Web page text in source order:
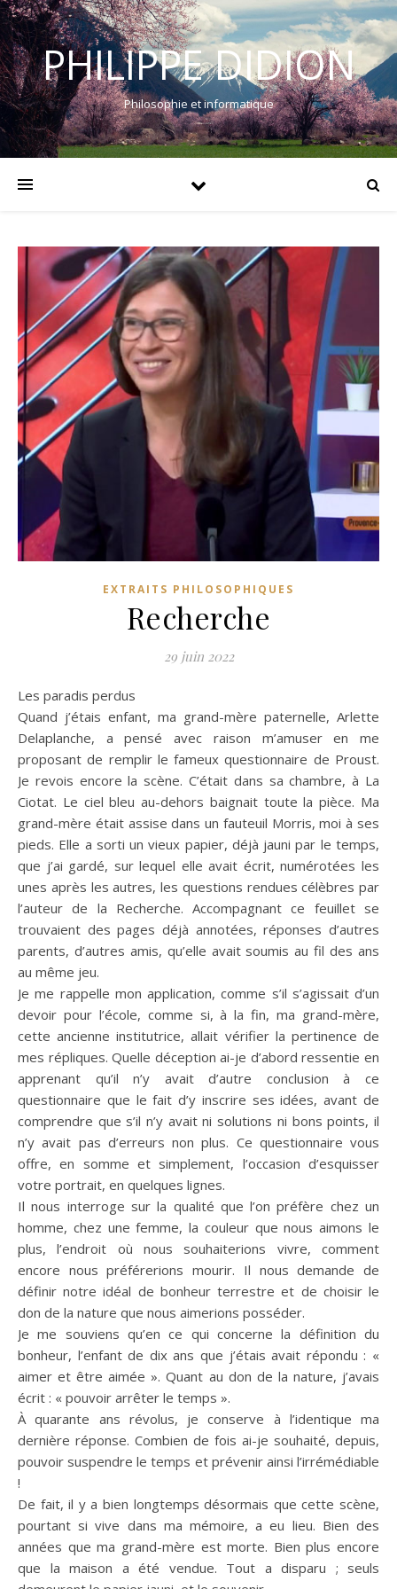
PHILIPPE DIDION
Philosophie et informatique
EXTRAITS PHILOSOPHIQUES
Recherche
29 juin 2022
Les paradis perdus
Quand j’étais enfant, ma grand-mère paternelle, Arlette
Delaplanche, a pensé avec raison m’amuser en me
proposant de remplir le fameux questionnaire de Proust.
Je revois encore la scène. C’était dans sa chambre, à La
Ciotat. Le ciel bleu au-dehors baignait toute la pièce. Ma
grand-mère était assise dans un fauteuil Morris, moi à ses
pieds. Elle a sorti un vieux papier, déjà jauni par le temps,
que j’ai gardé, sur lequel elle avait écrit, numérotées les
unes après les autres, les questions rendues célèbres par
l’auteur de la Recherche. Accompagnant ce feuillet se
trouvaient des pages déjà annotées, réponses d’autres
parents, d’autres amis, qu’elle avait soumis au fil des ans
au même jeu.
Je me rappelle mon application, comme s’il s’agissait d’un
devoir pour l’école, comme si, à la fin, ma grand-mère,
cette ancienne institutrice, allait vérifier la pertinence de
mes répliques. Quelle déception ai-je d’abord ressentie en
apprenant qu’il n’y avait d’autre conclusion à ce
questionnaire que le fait d’y inscrire ses idées, avant de
comprendre que s’il n’y avait ni solutions ni bons points, il
n’y avait pas d’erreurs non plus. Ce questionnaire vous
offre, en somme et simplement, l’occasion d’esquisser
votre portrait, en quelques lignes.
Il nous interroge sur la qualité que l’on préfère chez un
homme, chez une femme, la couleur que nous aimons le
plus, l’endroit où nous souhaiterions vivre, comment
encore nous préférerions mourir. Il nous demande de
définir notre idéal de bonheur terrestre et de choisir le
don de la nature que nous aimerions posséder.
Je me souviens qu’en ce qui concerne la définition du
bonheur, l’enfant de dix ans que j’étais avait répondu : «
aimer et être aimée ». Quant au don de la nature, j’avais
écrit : « pouvoir arrêter le temps ».
À quarante ans révolus, je conserve à l’identique ma
dernière réponse. Combien de fois ai-je souhaité, depuis,
pouvoir suspendre le temps et prévenir ainsi l’irrémédiable
!
De fait, il y a bien longtemps désormais que cette scène,
pourtant si vive dans ma mémoire, a eu lieu. Bien des
années que ma grand-mère est morte. Bien plus encore
que la maison a été vendue. Tout a disparu ; seuls